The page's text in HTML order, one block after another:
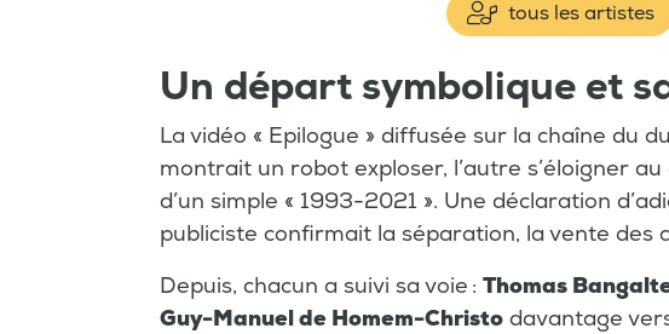
tous les artistes
Un départ symbolique et
La vidéo « Epilogue » diffusée sur la chaîne du
montrait un robot exploser, l’autre s’éloigner
d’un simple « 1993-2021 ». Une déclaration
publiciste confirmait la séparation, la vente des
Depuis, chacun a suivi sa voie : Thomas
Guy-Manuel de Homem-Christo davantage